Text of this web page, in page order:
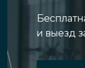
и выезд